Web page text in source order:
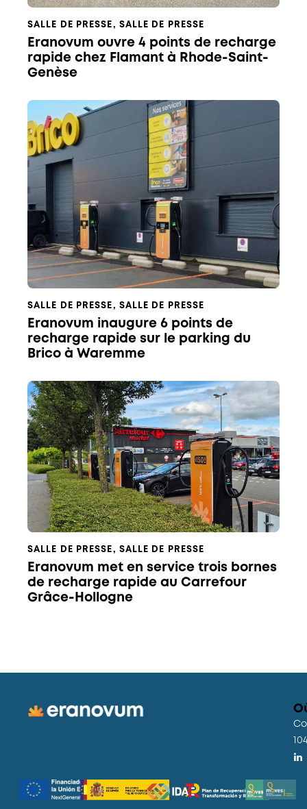
SALLE DE PRESSE, SALLE DE PRESSE
Eranovum ouvre 4 points de recharge
rapide chez Flamant à Rhode-Saint-
Genèse
SALLE DE PRESSE, SALLE DE PRESSE
Eranovum inaugure 6 points de
recharge rapide sur le parking du
Brico à Waremme
SALLE DE PRESSE, SALLE DE PRESSE
Eranovum met en service trois bornes
de recharge rapide au Carrefour
Grâce-Hollogne